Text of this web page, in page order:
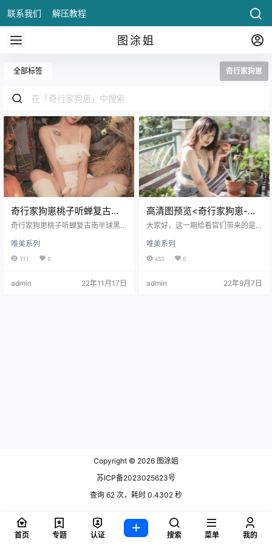
联系我们 解压教程
图涂姐
全部标签 奇行家狗崽
奇行家狗崽桃子听蝉复古南
半球黑白无相！
奇行家狗崽桃子听蝉复古南半球黑
啊，今天要给大家介绍一个名字特
别有趣.
唯美系列
711 0
admin 22年11月17日
高清图预览<奇行家狗崽-桃
子听蝉>
大家好，这一期给看官们带来的是
子听蝉，听图集名字就知道很诗情
画意。关于奇行家狗崽我在之前的
以了解一下，废.
唯美系列
653 0
admin 22年9月7日
Copyright © 2026 图涂姐
苏ICP备2023025623号
查询 62 次，耗时 0.4302 秒
首页 专题 认证 搜索 菜单 我的